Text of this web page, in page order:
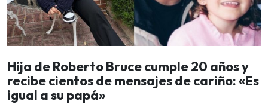
Hija de Roberto Bruce cumple 20 años y
recibe cientos de mensajes de cariño: «Es
igual a su papá»